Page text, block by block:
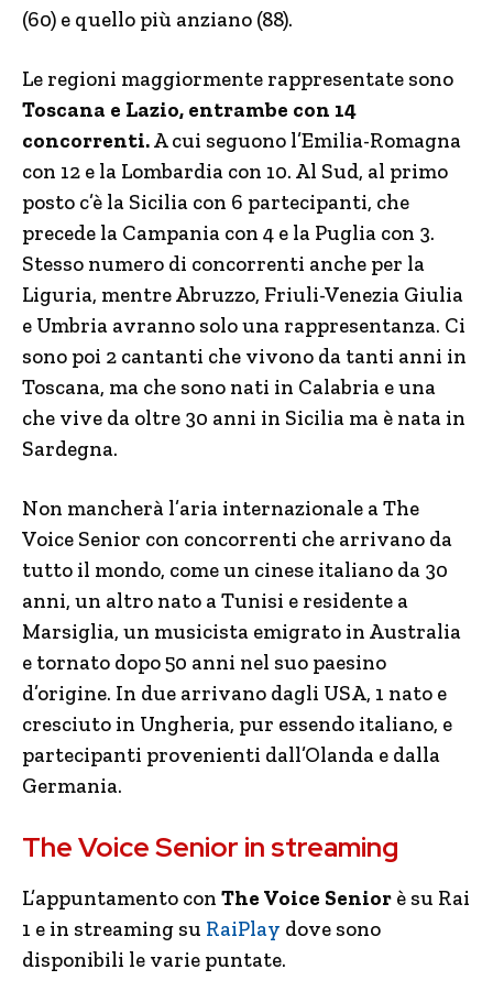
(60) e quello più anziano (88).
Le regioni maggiormente rappresentate sono
Toscana e Lazio, entrambe con 14
concorrenti.A cui seguono l’Emilia-Romagna
con 12 e la Lombardia con 10. Al Sud, al primo
posto c’è la Sicilia con 6 partecipanti, che
precede la Campania con 4 e la Puglia con 3.
Stesso numero di concorrenti anche per la
Liguria, mentre Abruzzo, Friuli-Venezia Giulia
e Umbria avranno solo una rappresentanza. Ci
sono poi 2 cantanti che vivono da tanti anni in
Toscana, ma che sono nati in Calabria e una
che vive da oltre 30 anni in Sicilia ma è nata in
Sardegna.
Non mancherà l’aria internazionale a The
Voice Senior con concorrenti che arrivano da
tutto il mondo, come un cinese italiano da 30
anni, un altro nato a Tunisi e residente a
Marsiglia, un musicista emigrato in Australia
e tornato dopo 50 anni nel suo paesino
d’origine. In due arrivano dagli USA, 1 nato e
cresciuto in Ungheria, pur essendo italiano, e
partecipanti provenienti dall’Olanda e dalla
Germania.
The Voice Senior in streaming
L’appuntamento con The Voice Senior è su Rai
1 e in streaming su RaiPlay dove sono
disponibili le varie puntate.